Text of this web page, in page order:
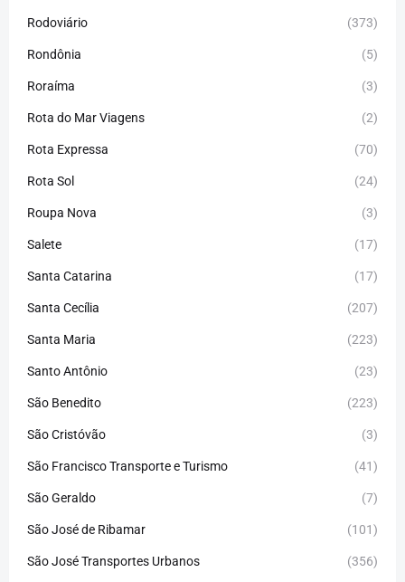
Rodoviário (373)
Rondônia (5)
Roraíma (3)
Rota do Mar Viagens (2)
Rota Expressa (70)
Rota Sol (24)
Roupa Nova (3)
Salete (17)
Santa Catarina (17)
Santa Cecília (207)
Santa Maria (223)
Santo Antônio (23)
São Benedito (223)
São Cristóvão (3)
São Francisco Transporte e Turismo (41)
São Geraldo (7)
São José de Ribamar (101)
São José Transportes Urbanos (356)